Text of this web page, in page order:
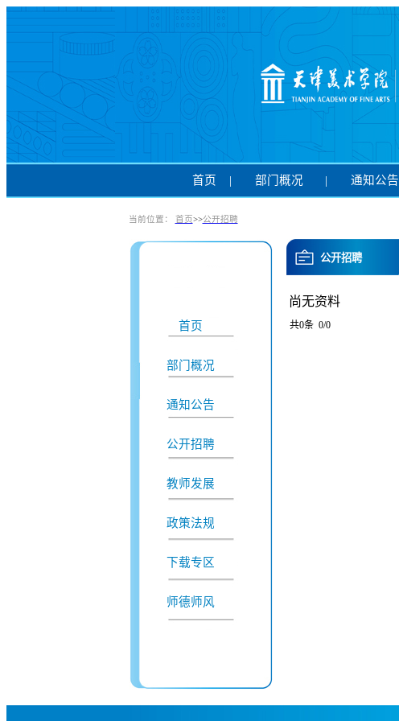
首页 | 部门概况 | 通知公告
当前位置： 首页>>公开招聘
首页
部门概况
通知公告
公开招聘
教师发展
政策法规
下载专区
师德师风
公开招聘
尚无资料
共0条 0/0